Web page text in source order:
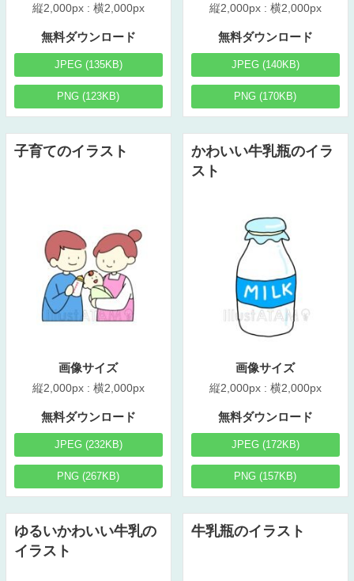
縦2,000px : 横2,000px
無料ダウンロード
JPEG (135KB)
PNG (123KB)
縦2,000px : 横2,000px
無料ダウンロード
JPEG (140KB)
PNG (170KB)
子育てのイラスト
画像サイズ
縦2,000px : 横2,000px
無料ダウンロード
JPEG (232KB)
PNG (267KB)
かわいい牛乳瓶のイラ
スト
画像サイズ
縦2,000px : 横2,000px
無料ダウンロード
JPEG (172KB)
PNG (157KB)
ゆるいかわいい牛乳の
イラスト
牛乳瓶のイラスト